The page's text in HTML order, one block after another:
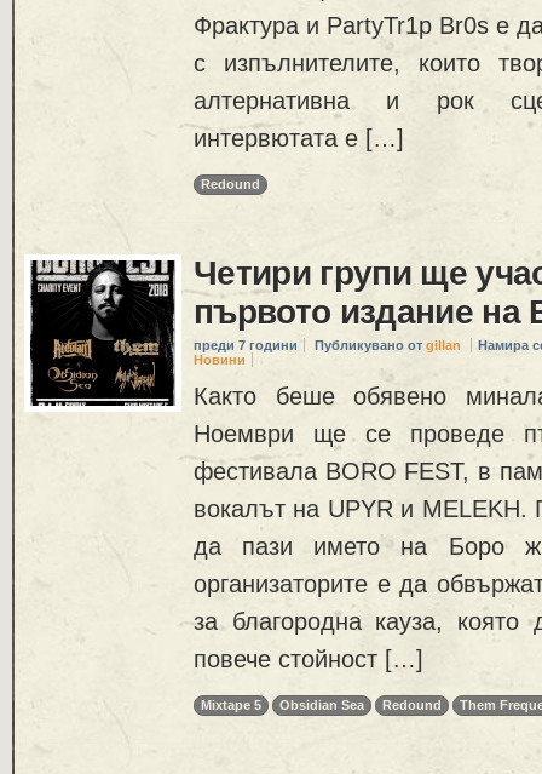
Фрактура и PartyTr1p Br0s е
с изпълнителите, които
алтернативна и рок
интервютата е […]
Redound
Четири групи ще
първото издание на
преди 7 години Публикувано от gillan
Намира
Новини
Както беше обявено
Ноември ще се проведе
фестивала BORO FEST, в
вокалът на UPYR и MELEKH.
да пази името на Боро
организаторите е да
за благородна кауза,
повече стойност […]
Mixtape 5 Obsidian Sea Redound Them